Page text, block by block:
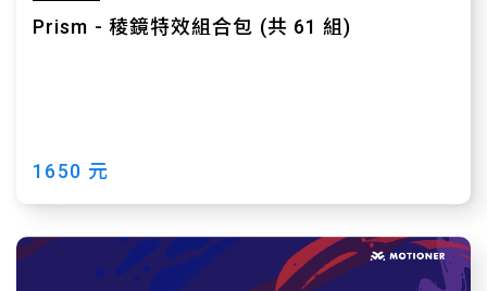
Prism - 稜鏡特效組合包 (共 61 組)
1650 元